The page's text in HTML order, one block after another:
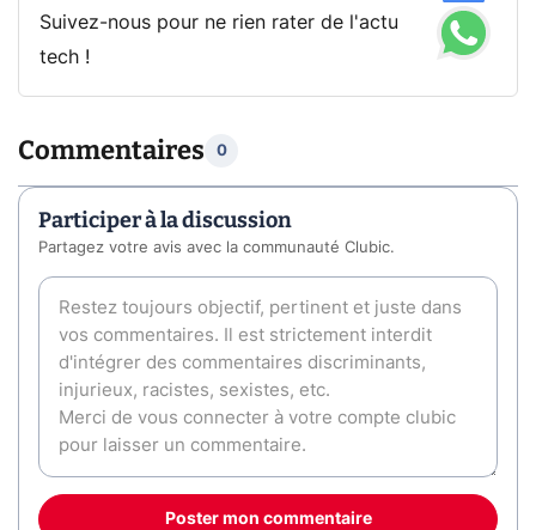
Suivez-nous pour ne rien rater de l'actu
tech !
Commentaires 0
Participer à la discussion
Partagez votre avis avec la communauté Clubic.
Poster mon commentaire